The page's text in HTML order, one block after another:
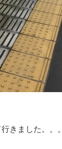
きました。。。